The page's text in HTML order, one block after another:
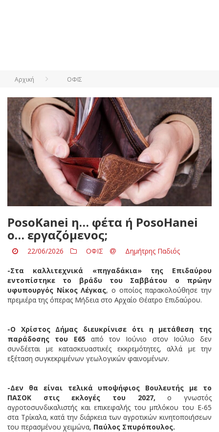
Αρχική ΟΦΙΣ
PosoKanei η… φέτα ή PosoHanei
ο… εργαζόμενος;
22/06/2026 ΟΦΙΣ Δημήτρης Παδιός
-Στα καλλιτεχνικά «πηγαδάκια» της Επιδαύρου
εντοπίστηκε το βράδυ του Σαββάτου ο πρώην
υφυπουργός Νίκος Λέγκας, ο οποίος παρακολούθησε την
πρεμιέρα της όπερας Μήδεια στο Αρχαίο Θέατρο Επιδαύρου.
-Ο Χρίστος Δήμας διευκρίνισε ότι η μετάθεση της
παράδοσης του Ε65 από τον Ιούνιο στον Ιούλιο δεν
συνδέεται με κατασκευαστικές εκκρεμότητες, αλλά με την
εξέταση συγκεκριμένων γεωλογικών φαινομένων.
-Δεν θα είναι τελικά υποψήφιος Βουλευτής με το
ΠΑΣΟΚ στις εκλογές του 2027, ο γνωστός
αγροτοσυνδικαλιστής και επικεφαλής του μπλόκου του Ε-65
στα Τρίκαλα, κατά την διάρκεια των αγροτικών κινητοποιήσεων
του περασμένου χειμώνα, Παύλος Σπυρόπουλος.